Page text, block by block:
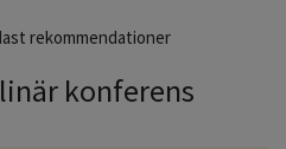
rekommendationer
konferens